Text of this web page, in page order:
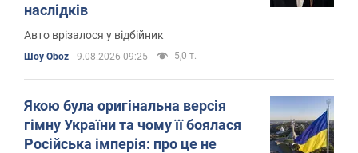
наслідків
Авто врізалося у відбійник
Шоу Oboz 9.08.2026 09:25 5,0 т.
Якою була оригінальна версія
гімну України та чому її боялася
Російська імперія: про це не